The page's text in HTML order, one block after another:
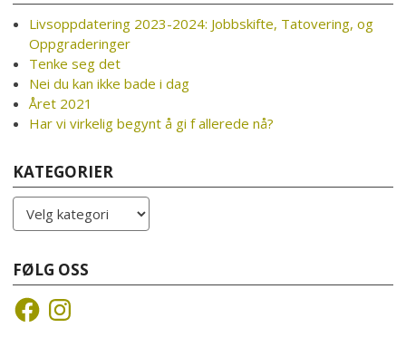
Livsoppdatering 2023-2024: Jobbskifte, Tatovering, og
Oppgraderinger
Tenke seg det
Nei du kan ikke bade i dag
Året 2021
Har vi virkelig begynt å gi f allerede nå?
KATEGORIER
Kategorier
FØLG OSS
FacebookInstagram